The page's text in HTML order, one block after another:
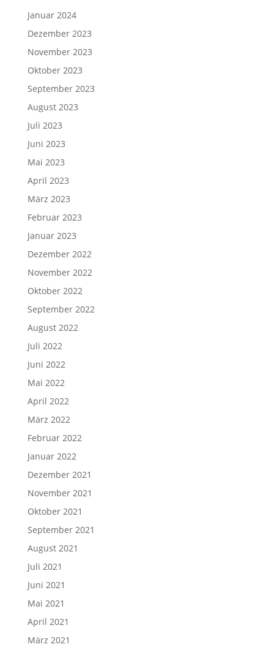
Januar 2024
Dezember 2023
November 2023
Oktober 2023
September 2023
August 2023
Juli 2023
Juni 2023
Mai 2023
April 2023
März 2023
Februar 2023
Januar 2023
Dezember 2022
November 2022
Oktober 2022
September 2022
August 2022
Juli 2022
Juni 2022
Mai 2022
April 2022
März 2022
Februar 2022
Januar 2022
Dezember 2021
November 2021
Oktober 2021
September 2021
August 2021
Juli 2021
Juni 2021
Mai 2021
April 2021
März 2021